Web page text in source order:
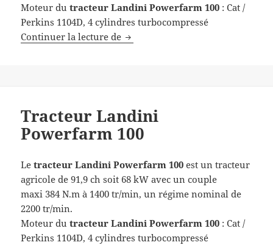
Moteur dutracteur Landini Powerfarm 100 : Cat /
Perkins 1104D, 4 cylindres turbocompressé
Continuer la lecture de Tracteur Landini Powerfarm 105
Tracteur Landini
Powerfarm 100
Letracteur Landini Powerfarm 100 est un tracteur
agricole de 91,9 ch soit 68 kW avec un couple
maxi 384 N.m à 1400 tr/min, un régime nominal de
2200 tr/min.
Moteur dutracteur Landini Powerfarm 100 : Cat /
Perkins 1104D, 4 cylindres turbocompressé